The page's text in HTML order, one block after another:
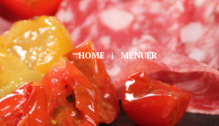
HOME MENUER